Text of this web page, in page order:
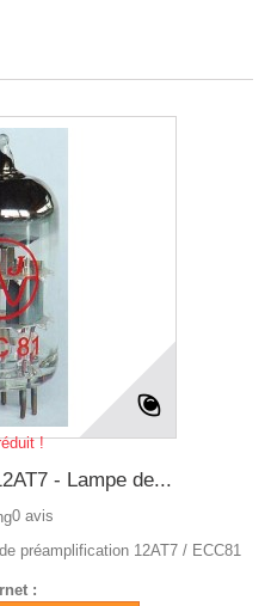
!
- Lampe de...
0 avis
préamplification 12AT7 / ECC81
: